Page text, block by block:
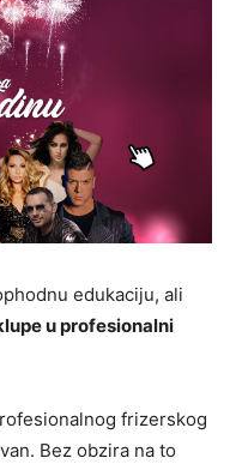
edukaciju, ali
u profesionalni
frizerskog
Bez obzira na to